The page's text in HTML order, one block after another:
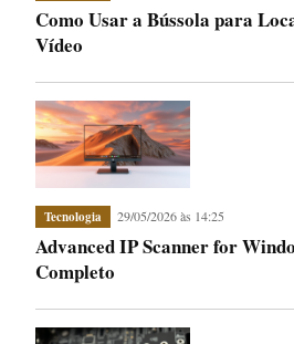
Como Usar a Bússola para
Vídeo
Tecnologia 29/05/2026 às 14:25
Advanced IP Scanner for
Completo